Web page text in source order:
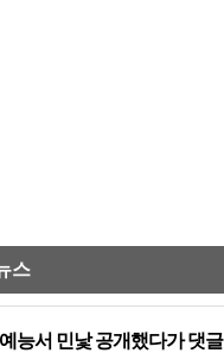
스
능서 민낯 공개했다가 댓글